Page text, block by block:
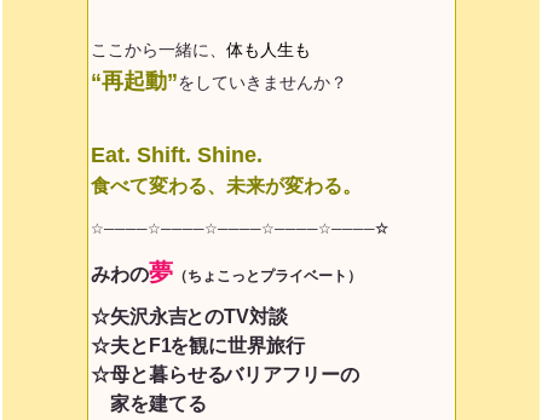
ここから一緒に、 体も人生も
“再起動”をしていきませんか？
Eat. Shift. Shine.
食べて変わる、未来が変わる。
☆────☆────☆────☆────☆────☆
みわの夢（ちょこっとプライベート）
☆矢沢永吉とのTV対談
☆夫とF1を観に世界旅行
☆母と暮らせるバリアフリーの
家を建てる